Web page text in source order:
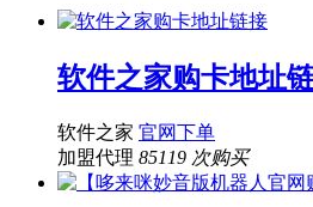
软件之家购卡地址
软件之家 官网下单
加盟代理 85119 次购买